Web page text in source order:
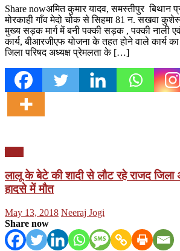
Share nowअमित कुमार यादव, समस्तीपुर बिथान
मोरकाही गाँव मेदो चोक से सिहमा 81 न. सखवा
मुख्य सड़क मार्ग में बनी पक्की सड़क , पक्की नाली
कार्य, बीआरजीएफ योजना के तहत होने वाले कार्य
जिला परिषद अध्यक्ष प्रेमलता के […]
लालू के बेटे की शादी से लौट रहे राजद जिला
हादसे में मौत
Posted
on
May 13, 2018 Author
Neeraj Jogi
Share now